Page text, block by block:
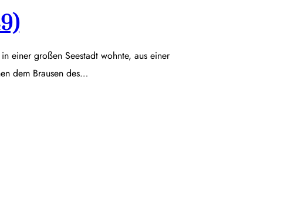
einer großen Seestadt wohnte, aus einer
dem Brausen des…